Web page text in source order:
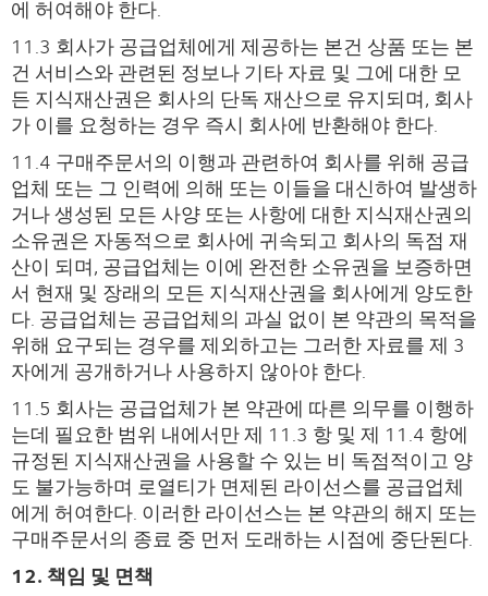
에 허여해야 한다.
11.3 회사가 공급업체에게 제공하는 본건 상품 또는 본
건 서비스와 관련된 정보나 기타 자료 및 그에 대한 모
든 지식재산권은 회사의 단독 재산으로 유지되며, 회사
가 이를 요청하는 경우 즉시 회사에 반환해야 한다.
11.4 구매주문서의 이행과 관련하여 회사를 위해 공급
업체 또는 그 인력에 의해 또는 이들을 대신하여 발생하
거나 생성된 모든 사양 또는 사항에 대한 지식재산권의
소유권은 자동적으로 회사에 귀속되고 회사의 독점 재
산이 되며, 공급업체는 이에 완전한 소유권을 보증하면
서 현재 및 장래의 모든 지식재산권을 회사에게 양도한
다. 공급업체는 공급업체의 과실 없이 본 약관의 목적을
위해 요구되는 경우를 제외하고는 그러한 자료를 제 3
자에게 공개하거나 사용하지 않아야 한다.
11.5 회사는 공급업체가 본 약관에 따른 의무를 이행하
는데 필요한 범위 내에서만 제 11.3 항 및 제 11.4 항에
규정된 지식재산권을 사용할 수 있는 비 독점적이고 양
도 불가능하며 로열티가 면제된 라이선스를 공급업체
에게 허여한다. 이러한 라이선스는 본 약관의 해지 또는
구매주문서의 종료 중 먼저 도래하는 시점에 중단된다.
12. 책임 및 면책